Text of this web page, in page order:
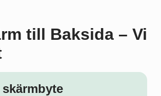
till Baksida – Vi